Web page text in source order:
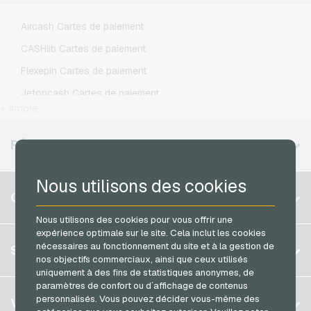
Nous utilisons des cookies
Nous utilisons des cookies pour vous offrir une
expérience optimale sur le site. Cela inclut les cookies
nécessaires au fonctionnement du site et à la gestion de
nos objectifs commerciaux, ainsi que ceux utilisés
uniquement à des fins de statistiques anonymes, de
paramètres de confort ou d´affichage de contenus
personnalisés. Vous pouvez décider vous-même des
Aircash Cartes de paiement
CASHlib Cartes de paiement
Flexepin Cartes de paiement
Jetoncash Cartes de paiement
Neosurf Cartes de paiement
PCS Cartes de paiement
Razer Gold Cartes de paiement
Transcash Cartes de paiement
RÉGIONS DISPONIBLES
Belgique
Allemagne (DE)
Allemagne (EN)
France
Italie
COMPTE
S´inscrire
S´inscrire
Mon panier
SERVICE
FAQ
VGO-SHOP